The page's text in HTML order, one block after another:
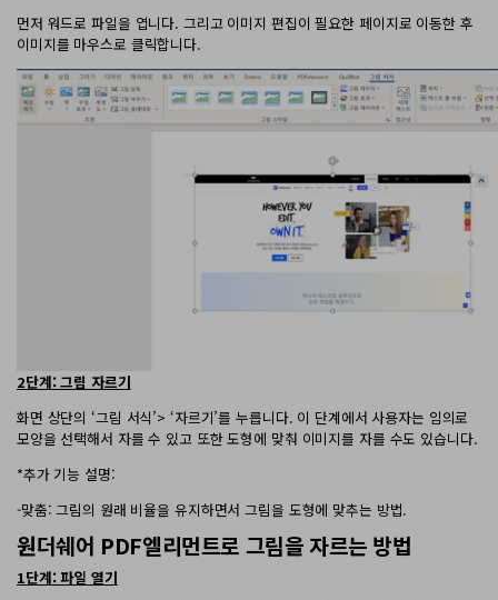
기타 온라인 도구
PDF 보호
PDF 일괄 작업
PDF OCR
AI 지원 센터
먼저 워드로 파일을 엽니다. 그리고 이미지 편집이 필요한 페이지로 이동한 후
이미지를 마우스로 클릭합니다.
2단계: 그림 자르기
화면 상단의 ‘그림 서식’> ‘자르기’를 누릅니다. 이 단계에서 사용자는 임의로
모양을 선택해서 자를 수 있고 또한 도형에 맞춰 이미지를 자를 수도 있습니다.
*추가 기능 설명:
-맞춤: 그림의 원래 비율을 유지하면서 그림을 도형에 맞추는 방법.
원더쉐어 PDF엘리먼트로 그림을 자르는 방법
1단계: 파일 열기